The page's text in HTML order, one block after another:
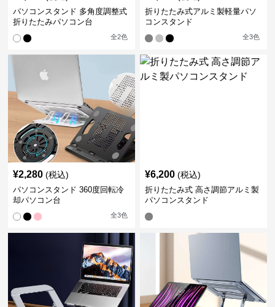
パソコンスタンド 多角度調整式
折りたたみパソコン台
全2色
折りたたみ式アルミ製軽量パソ
コンスタンド
全3色
¥2,280 (税込)
パソコンスタンド 360度回転冷
却パソコン台
全3色
¥6,200 (税込)
折りたたみ式 高さ調節アルミ製
パソコンスタンド